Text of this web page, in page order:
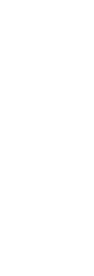
aos favoritos